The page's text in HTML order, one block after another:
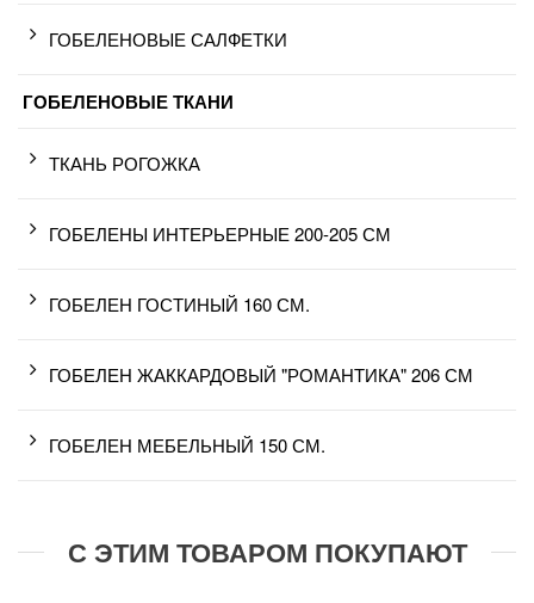
ГОБЕЛЕНОВЫЕ САЛФЕТКИ
ГОБЕЛЕНОВЫЕ ТКАНИ
ТКАНЬ РОГОЖКА
ГОБЕЛЕНЫ ИНТЕРЬЕРНЫЕ 200-205 СМ
ГОБЕЛЕН ГОСТИНЫЙ 160 СМ.
ГОБЕЛЕН ЖАККАРДОВЫЙ "РОМАНТИКА" 206 СМ
ГОБЕЛЕН МЕБЕЛЬНЫЙ 150 СМ.
С ЭТИМ ТОВАРОМ ПОКУПАЮТ